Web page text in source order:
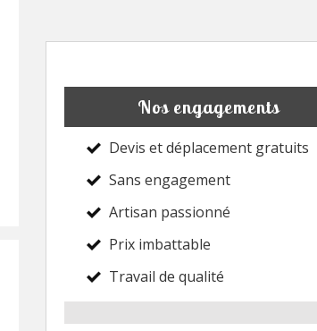
Nos engagements
Devis et déplacement gratuits
Sans engagement
Artisan passionné
Prix imbattable
Travail de qualité